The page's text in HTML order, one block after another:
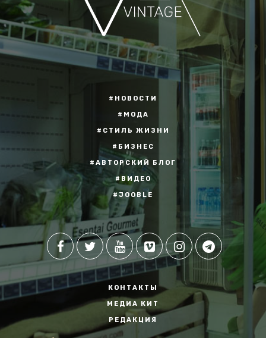
#НОВОСТИ
#МОДА
#СТИЛЬ ЖИЗНИ
#БИЗНЕС
#АВТОРСКИЙ БЛОГ
#ВИДЕО
#JOOBLE
КОНТАКТЫ
МЕДИА КИТ
РЕДАКЦИЯ